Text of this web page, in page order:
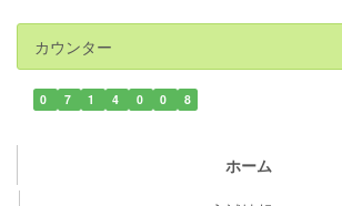
カウンター
0 7 1 4 0 0 8
ホーム